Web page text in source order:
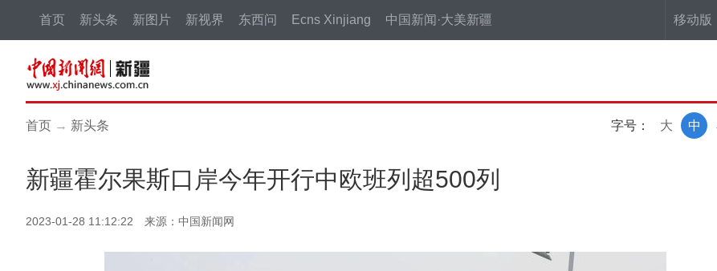
移动版
首页 新头条 新图片 新视界 东西问 Ecns Xinjiang 中国新闻·大美新疆
首页 → 新头条 字号： 中
大
新疆霍尔果斯口岸今年开行中欧班列超500列
2023-01-28 11:12:22 来源：中国新闻网